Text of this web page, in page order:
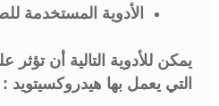
الأدوية المستخدمة
يمكن للأدوية التالية أن تؤثر
التي يعمل بها هيدروكسيتويد :